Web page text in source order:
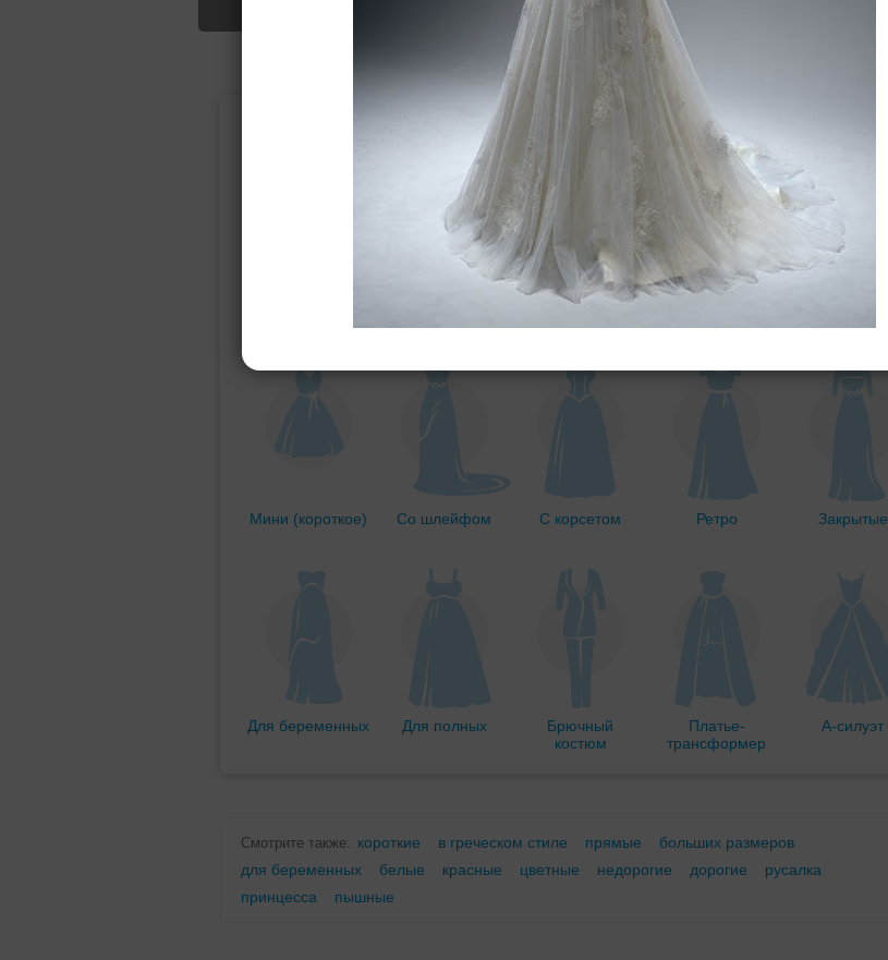
Подбор свадебного платья
По стилю
Мини (короткое) Со шлейфом С корсетом Ретро Закрытые
Для беременных Для полных
Брючный
костюм
Платье-
трансформер
А-силуэт
Смотрите также: короткие в греческом стиле прямые
больших размеров
для беременных
белые красные цветные недорогие дорогие
русалка
принцесса
пышные